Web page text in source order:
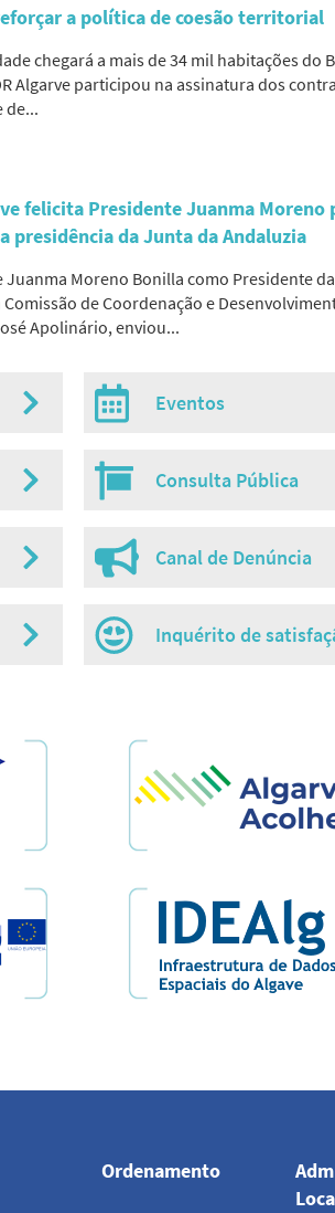
a política de coesão territorial
chegará a mais de 34 mil habitações do
Algarve participou na assinatura dos
de...
felicita Presidente Juanma Moreno
presidência da Junta da Andaluzia
Moreno Bonilla como Presidente
de Coordenação e
Apolinário, enviou...
Eventos
Consulta Pública
Canal de Denúncia
Inquérito de
Ordenamento